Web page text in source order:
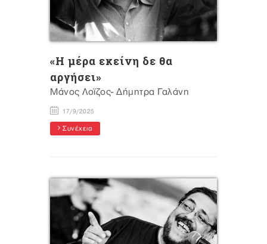
«Η μέρα εκείνη δε θα
αργήσει»
Μάνος Λοϊζος- Δήμητρα Γαλάνη
17/9/2025
Συνέχεια